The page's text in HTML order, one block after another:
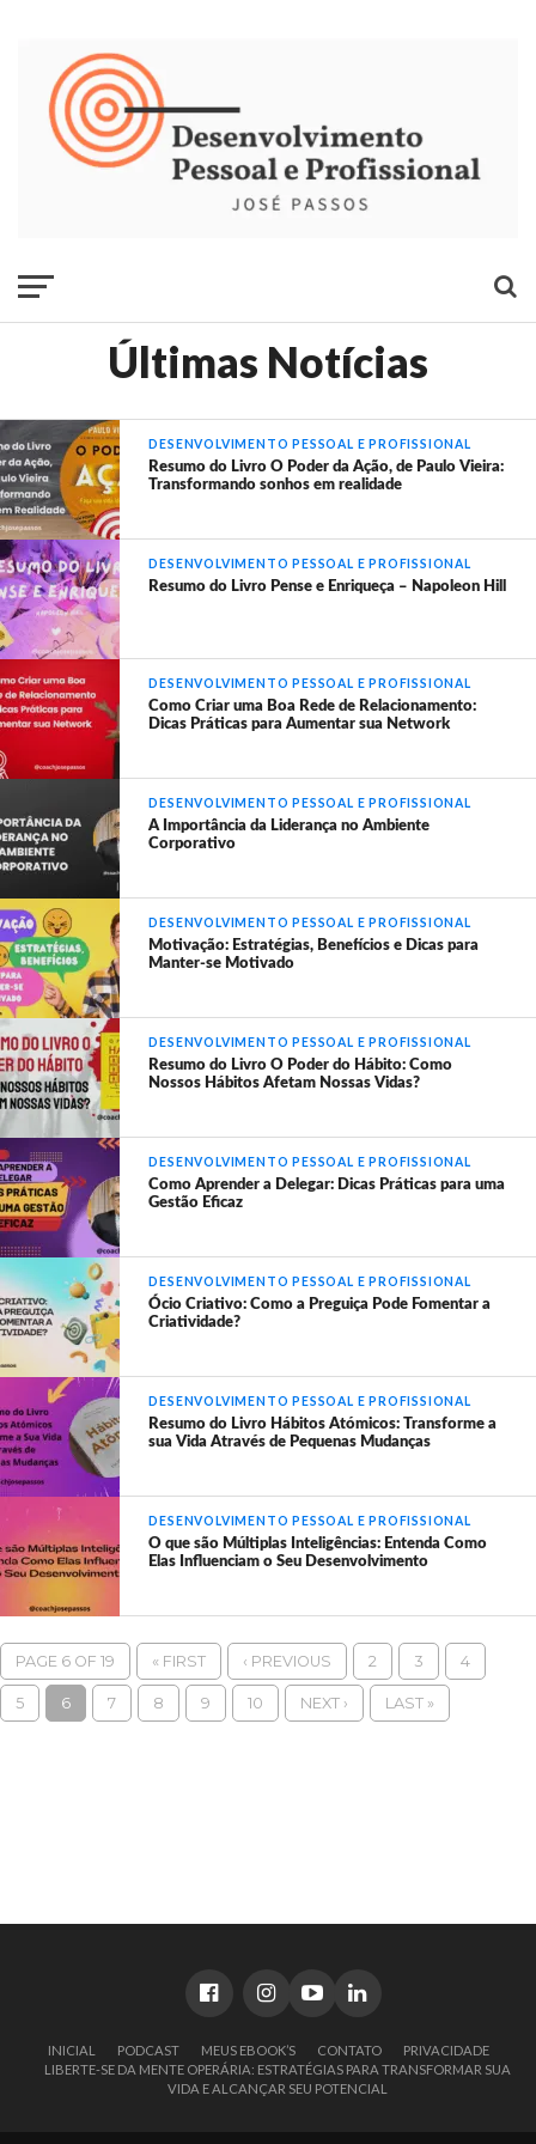
Últimas Notícias
DESENVOLVIMENTO PESSOAL E PROFISSIONAL
Resumo do Livro O Poder da Ação, de Paulo Vieira:
Transformando sonhos em realidade
DESENVOLVIMENTO PESSOAL E PROFISSIONAL
Resumo do Livro Pense e Enriqueça – Napoleon Hill
DESENVOLVIMENTO PESSOAL E PROFISSIONAL
Como Criar uma Boa Rede de Relacionamento:
Dicas Práticas para Aumentar sua Network
DESENVOLVIMENTO PESSOAL E PROFISSIONAL
A Importância da Liderança no Ambiente
Corporativo
DESENVOLVIMENTO PESSOAL E PROFISSIONAL
Motivação: Estratégias, Benefícios e Dicas para
Manter-se Motivado
DESENVOLVIMENTO PESSOAL E PROFISSIONAL
Resumo do Livro O Poder do Hábito: Como
Nossos Hábitos Afetam Nossas Vidas?
DESENVOLVIMENTO PESSOAL E PROFISSIONAL
Como Aprender a Delegar: Dicas Práticas para uma
Gestão Eficaz
DESENVOLVIMENTO PESSOAL E PROFISSIONAL
Ócio Criativo: Como a Preguiça Pode Fomentar a
Criatividade?
DESENVOLVIMENTO PESSOAL E PROFISSIONAL
Resumo do Livro Hábitos Atómicos: Transforme a
sua Vida Através de Pequenas Mudanças
DESENVOLVIMENTO PESSOAL E PROFISSIONAL
O que são Múltiplas Inteligências: Entenda Como
Elas Influenciam o Seu Desenvolvimento
PAGE 6 OF 19 « FIRST ‹ PREVIOUS 2 3 4
5 6 7 8 9 10 NEXT › LAST »
INICIAL PODCAST MEUS EBOOK’S CONTATO
PRIVACIDADE
LIBERTE-SE DA MENTE OPERÁRIA: ESTRATÉGIAS PARA TRANSFORMAR SUA
VIDA E ALCANÇAR SEU POTENCIAL